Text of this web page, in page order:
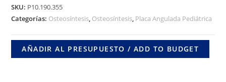
BLOQUEADO
PEDIATRICA
X
SKU: P10.190.355
Categorías: Osteosíntesis, Osteosíntesis, Placa Angulada Pediátrica
AÑADIR AL PRESUPUESTO / ADD TO BUDGET